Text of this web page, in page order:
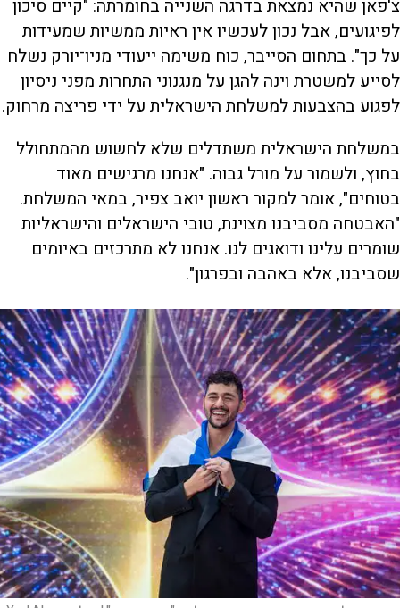
צ'פאן שהיא נמצאת בדרגה השנייה בחומרתה: "קיים סיכון
לפיגועים, אבל נכון לעכשיו אין ראיות ממשיות שמעידות
על כך". בתחום הסייבר, כוח משימה ייעודי מניו־יורק נשלח
לסייע למשטרת וינה להגן על מנגנוני התחרות מפני ניסיון
לפגוע בהצבעות למשלחת הישראלית על ידי פריצה מרחוק.
במשלחת הישראלית משתדלים שלא לחשוש מהמתחולל
בחוץ, ולשמור על מורל גבוה. "אנחנו מרגישים מאוד
בטוחים", אומר למקור ראשון יואב צפיר, במאי המשלחת.
"האבטחה מסביבנו מצוינת, טובי הישראלים והישראליות
שומרים עלינו ודואגים לנו. אנחנו לא מתרכזים באיומים
שסביבנו, אלא באהבה ובפרגון".